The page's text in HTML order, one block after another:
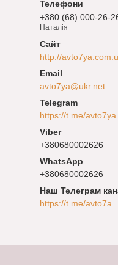
+380 (68) 000-26-
Наталія
http://
avto7ya@ukr.net
https://t.me/avto7ya
+380680002626
+380680002626
Наш Телеграм
https://t.me/avto7a